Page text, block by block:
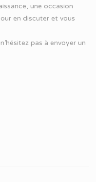
une occasion
en discuter et vous
pas à envoyer un